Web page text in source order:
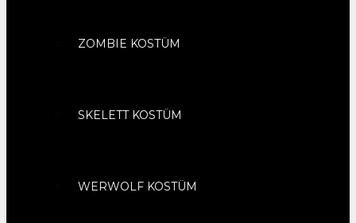
ZOMBIE KOSTÜM
SKELETT KOSTÜM
WERWOLF KOSTÜM